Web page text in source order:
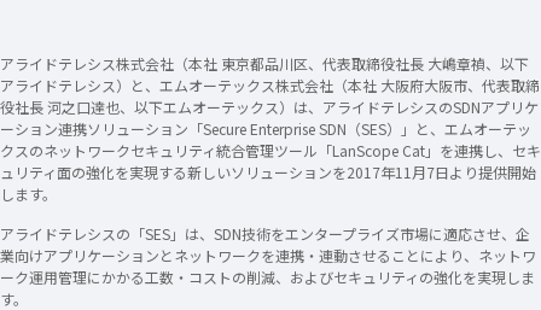
アライドテレシス株式会社（本社 東京都品川区、代表取締役社長 大嶋章禎、以下
アライドテレシス）と、エムオーテックス株式会社（本社 大阪府大阪市、代表取締
役社長 河之口達也、以下エムオーテックス）は、アライドテレシスのSDNアプリケ
ーション連携ソリューション「Secure Enterprise SDN（SES）」と、エムオーテッ
クスのネットワークセキュリティ統合管理ツール「LanScope Cat」を連携し、セキ
ュリティ面の強化を実現する新しいソリューションを2017年11月7日より提供開始
します。
アライドテレシスの「SES」は、SDN技術をエンタープライズ市場に適応させ、企
業向けアプリケーションとネットワークを連携・連動させることにより、ネットワ
ーク運用管理にかかる工数・コストの削減、およびセキュリティの強化を実現しま
す。